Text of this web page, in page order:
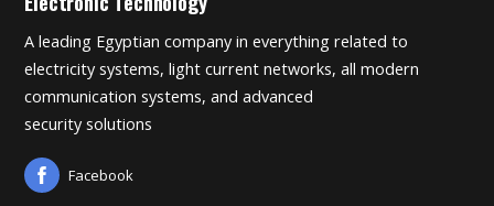
A leading Egyptian company in everything related to
electricity systems, light current networks, all modern
communication systems, and advanced
security solutions
Facebook